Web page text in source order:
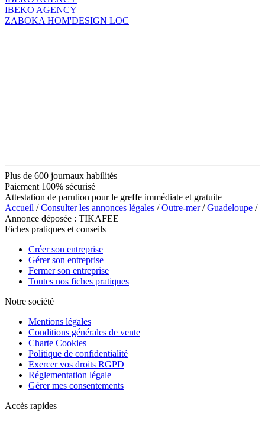
IBEKO AGENCY
ZABOKA HOM'DESIGN LOC
Plus de 600 journaux habilités
Paiement 100% sécurisé
Attestation de parution pour le greffe immédiate et gratuite
Accueil /Consulter les annonces légales /Outre-mer/Guadeloupe /
Annonce déposée : TIKAFEE
Fiches pratiques et conseils
Créer son entreprise
Gérer son entreprise
Fermer son entreprise
Toutes nos fiches pratiques
Notre société
Mentions légales
Conditions générales de vente
Charte Cookies
Politique de confidentialité
Exercer vos droits RGPD
Réglementation légale
Gérer mes consentements
Accès rapides